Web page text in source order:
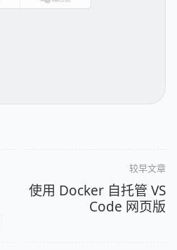
较早文章
使用 Docker 自托管 VS
Code 网页版